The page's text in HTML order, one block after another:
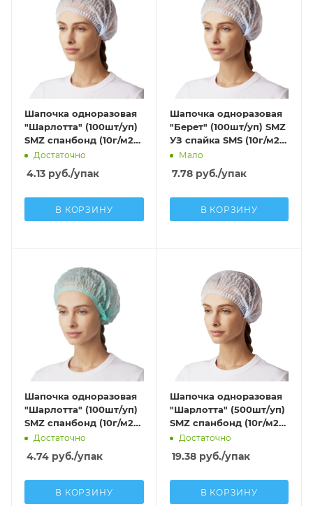
Шапочка одноразовая
"Шарлотта" (100шт/уп)
SMZ спанбонд (10г/м2)
голубой
Достаточно
4.13 руб./упак
В КОРЗИНУ
Шапочка одноразовая
"Берет" (100шт/уп) SMZ
УЗ спайка SMS (10г/м2)
голубой
Мало
7.78руб./упак
В КОРЗИНУ
Шапочка одноразовая
"Шарлотта" (100шт/уп)
SMZ спанбонд (10г/м2)
зелёный
Достаточно
4.74 руб./упак
В КОРЗИНУ
Шапочка одноразовая
"Шарлотта" (500шт/уп)
SMZ спанбонд (10г/м2)
голубой в евроблоке
Достаточно
19.38руб./упак
В КОРЗИНУ